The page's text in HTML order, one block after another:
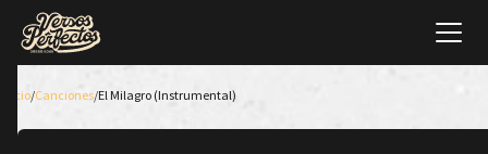
Inicio/Canciones/El Milagro (Instrumental)